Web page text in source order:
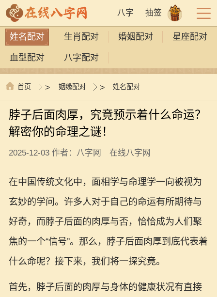
八字 抽签
姓名配对 生肖配对 婚姻配对 星座配对
血型配对 八字配对
首页 > 姻缘配对 > 姓名配对
脖子后面肉厚，究竟预示着什么命运？
解密你的命理之谜！
2025-12-03 作者：八字网 在线八字网
在中国传统文化中，面相学与命理学一向被视为
玄妙的学问。许多人对于自己的命运有所期待与
好奇，而脖子后面的肉厚与否，恰恰成为人们聚
焦的一个“信号”。那么，脖子后面肉厚到底代表着
什么命呢？接下来，我们将一探究竟。
首先，脖子后面的肉厚与身体的健康状况有直接